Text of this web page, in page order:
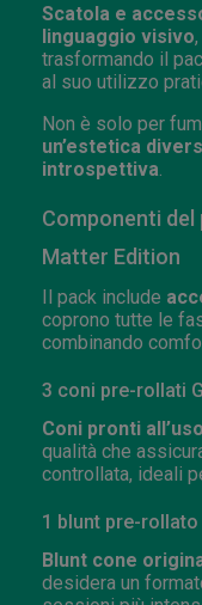
Scatola e
linguaggio visivo
trasformando il
al suo utilizzo
Non è solo per
un’estetica
introspettiva
Componenti
Matter Edition
Il pack include
coprono tutte le
combinando
3 coni pre-rollati
Coni pronti all’uso
qualità che
controllata, ideali
1 blunt pre-rollato
Blunt cone
desidera un